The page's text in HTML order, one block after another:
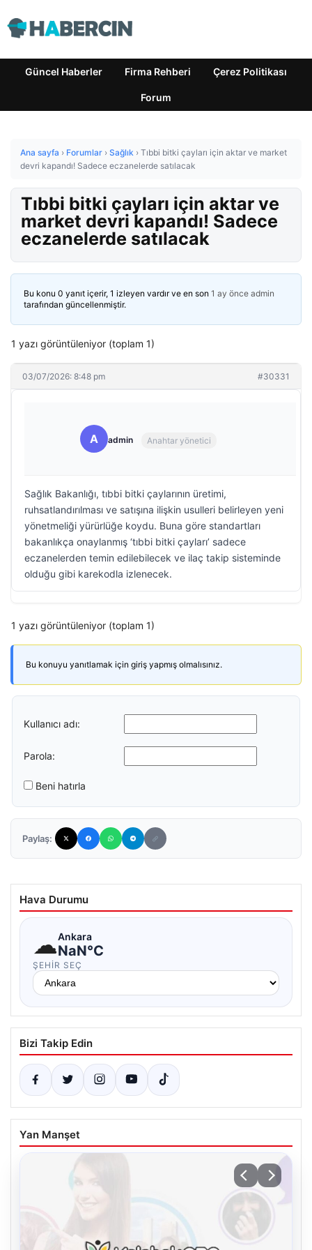
Güncel Haberler Firma Rehberi Çerez Politikası
Forum
Ana sayfa › Forumlar › Sağlık › Tıbbi bitki çayları için aktar ve market
devri kapandı! Sadece eczanelerde satılacak
Tıbbi bitki çayları için aktar ve
market devri kapandı! Sadece
eczanelerde satılacak
Bu konu 0 yanıt içerir, 1 izleyen vardır ve en son 1 ay önce admin
tarafından güncellenmiştir.
1 yazı görüntüleniyor (toplam 1)
03/07/2026: 8:48 pm #30331
A admin Anahtar yönetici
Sağlık Bakanlığı, tıbbi bitki çaylarının üretimi,
ruhsatlandırılması ve satışına ilişkin usulleri belirleyen yeni
yönetmeliği yürürlüğe koydu. Buna göre standartları
bakanlıkça onaylanmış ‘tıbbi bitki çayları’ sadece
eczanelerden temin edilebilecek ve ilaç takip sisteminde
olduğu gibi karekodla izlenecek.
1 yazı görüntüleniyor (toplam 1)
Bu konuyu yanıtlamak için giriş yapmış olmalısınız.
Kullanıcı adı:
Parola:
Beni hatırla
Paylaş:
Hava Durumu
☁Ankara
NaN°C
ŞEHIR SEÇ
Bizi Takip Edin
Yan Manşet